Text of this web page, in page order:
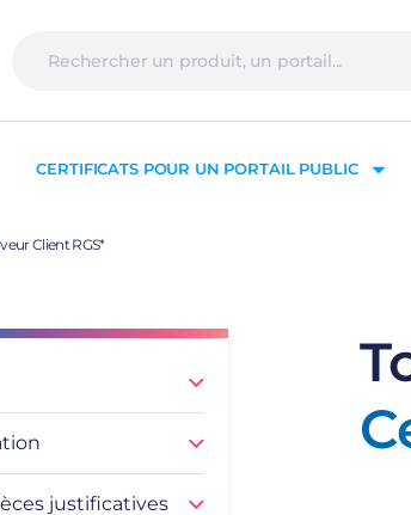
CERTIFICATS POUR UN PORTAIL PUBLIC
Client RGS*
justificatives